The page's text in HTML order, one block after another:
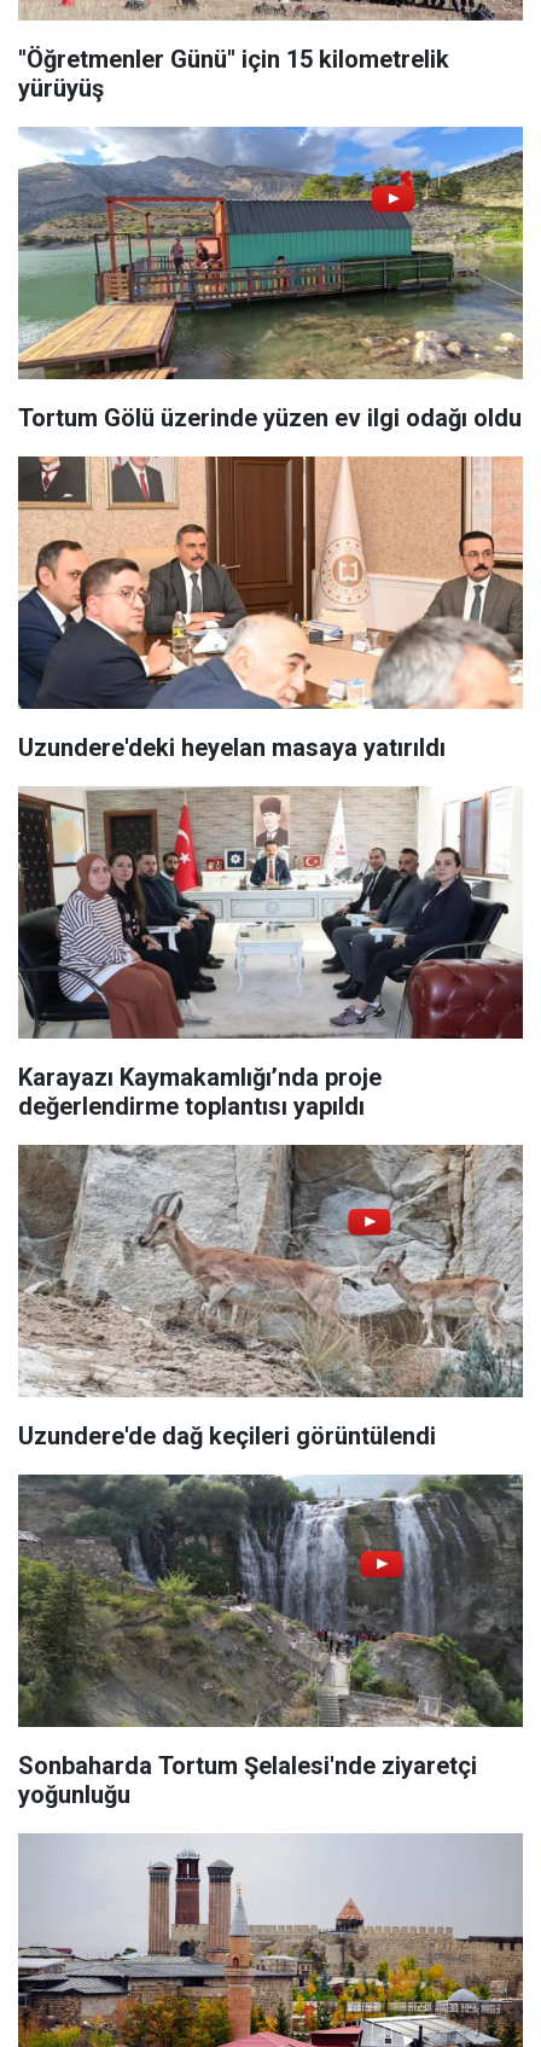
"Öğretmenler Günü" için 15 kilometrelik
yürüyüş
Tortum Gölü üzerinde yüzen ev ilgi odağı oldu
Uzundere'deki heyelan masaya yatırıldı
Karayazı Kaymakamlığı’nda proje
değerlendirme toplantısı yapıldı
Uzundere'de dağ keçileri görüntülendi
Sonbaharda Tortum Şelalesi'nde ziyaretçi
yoğunluğu